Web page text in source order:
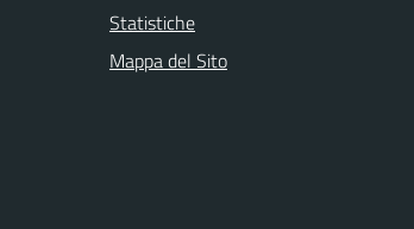
Statistiche
Mappa del Sito